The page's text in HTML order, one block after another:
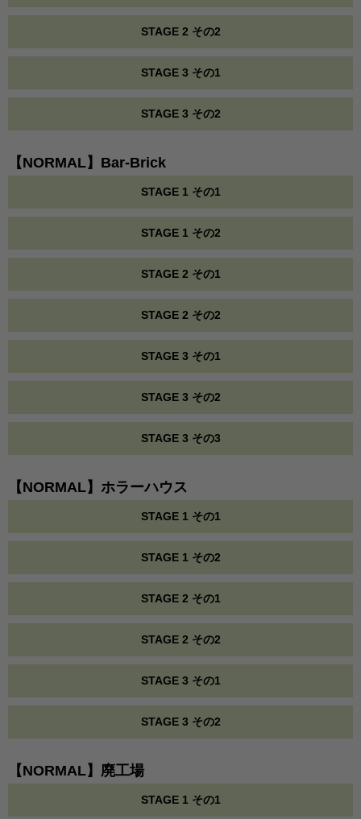
STAGE 2 その2
STAGE 3 その1
STAGE 3 その2
【NORMAL】Bar-Brick
STAGE 1 その1
STAGE 1 その2
STAGE 2 その1
STAGE 2 その2
STAGE 3 その1
STAGE 3 その2
STAGE 3 その3
【NORMAL】ホラーハウス
STAGE 1 その1
STAGE 1 その2
STAGE 2 その1
STAGE 2 その2
STAGE 3 その1
STAGE 3 その2
【NORMAL】廃工場
STAGE 1 その1